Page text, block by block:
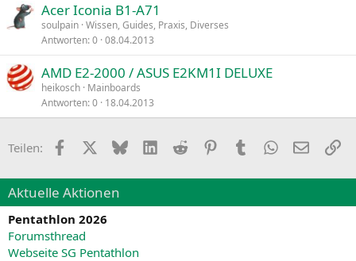
Acer Iconia B1-A71
soulpain Wissen, Guides, Praxis, Diverses
Antworten 0 08.04.2013
AMD E2-2000 / ASUS E2KM1I DELUXE
heikosch Mainboards
Antworten 0 18.04.2013
Teilen: Facebook BlueskyLinkedIn
Reddit PinterestTumblr WhatsApp
E-Mail
Aktuelle Aktionen
Pentathlon 2026
Forumsthread
Webseite SG Pentathlon